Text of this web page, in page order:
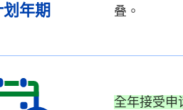
年期
叠。
全年接受申